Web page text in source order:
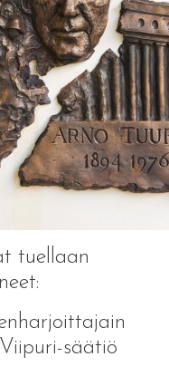
tuellaan
säätiö